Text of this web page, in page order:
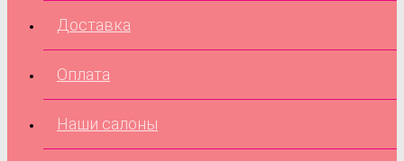
Доставка
Оплата
Наши салоны